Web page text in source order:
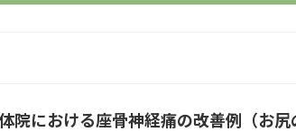
院における座骨神経痛の改善例（お尻